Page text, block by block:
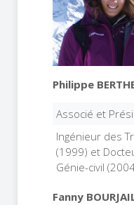
Philippe
Associé et
Ingénieur des
(1999) et
Génie-civil
Fanny